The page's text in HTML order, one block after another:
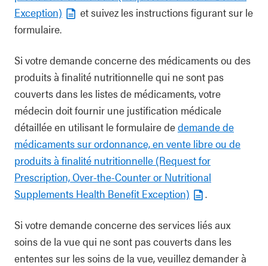
Exception)
et suivez les instructions figurant sur le
formulaire.
Si votre demande concerne des médicaments ou des
produits à finalité nutritionnelle qui ne sont pas
couverts dans les listes de médicaments, votre
médecin doit fournir une justification médicale
détaillée en utilisant le formulaire dedemande de
médicaments sur ordonnance, en vente libre ou de
produits à finalité nutritionnelle (Request for
Prescription, Over-the-Counter or Nutritional
Supplements Health Benefit Exception)
.
Si votre demande concerne des services liés aux
soins de la vue qui ne sont pas couverts dans les
ententes sur les soins de la vue, veuillez demander à